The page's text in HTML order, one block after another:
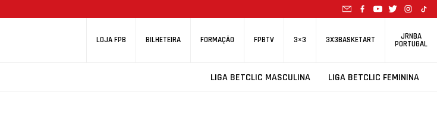
LOJA FPB BILHETEIRA FORMAÇÃO FPBTV 3×3 3X3BASKETART JRNBA
PORTUGAL
LIGA BETCLIC MASCULINA LIGA BETCLIC FEMININA